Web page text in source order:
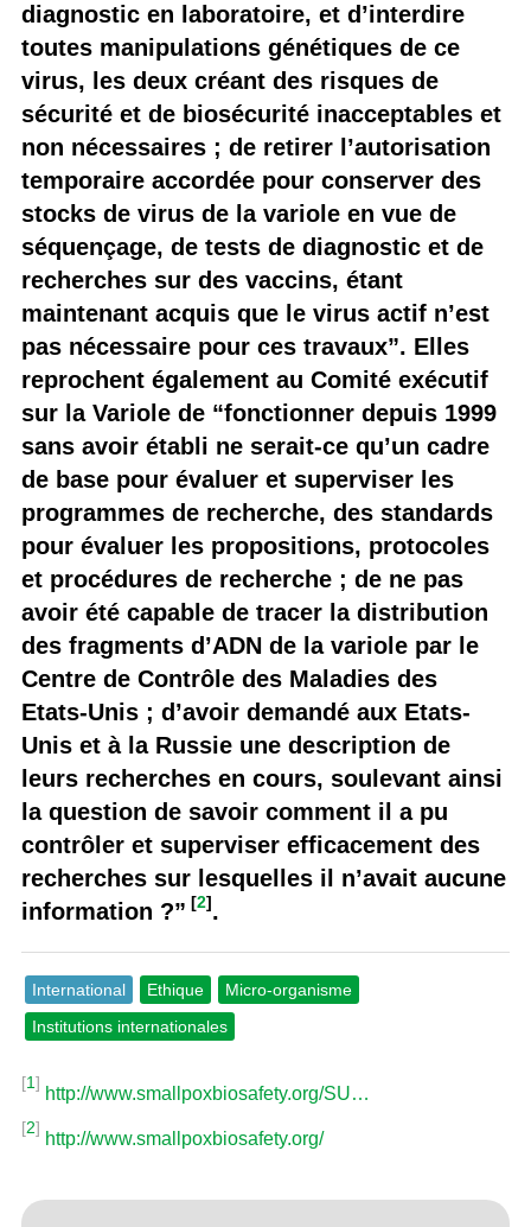
diagnostic en laboratoire, et d’interdire
toutes manipulations génétiques de ce
virus, les deux créant des risques de
sécurité et de biosécurité inacceptables et
non nécessaires ; de retirer l’autorisation
temporaire accordée pour conserver des
stocks de virus de la variole en vue de
séquençage, de tests de diagnostic et de
recherches sur des vaccins, étant
maintenant acquis que le virus actif n’est
pas nécessaire pour ces travaux”. Elles
reprochent également au Comité exécutif
sur la Variole de “fonctionner depuis 1999
sans avoir établi ne serait-ce qu’un cadre
de base pour évaluer et superviser les
programmes de recherche, des standards
pour évaluer les propositions, protocoles
et procédures de recherche ; de ne pas
avoir été capable de tracer la distribution
des fragments d’ADN de la variole par le
Centre de Contrôle des Maladies des
Etats-Unis ; d’avoir demandé aux Etats-
Unis et à la Russie une description de
leurs recherches en cours, soulevant ainsi
la question de savoir comment il a pu
contrôler et superviser efficacement des
recherches sur lesquelles il n’avait aucune
information ?” [2].
International Ethique
Micro-organisme
Institutions internationales
[1]
http://www.smallpoxbiosafety.org/SU…
[2]
http://www.smallpoxbiosafety.org/